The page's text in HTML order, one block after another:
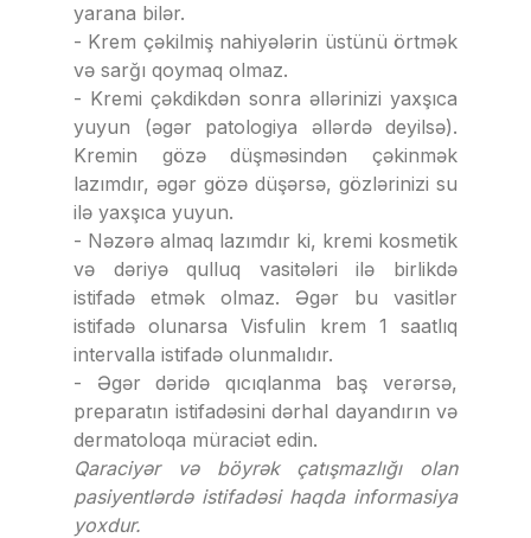
yarana bilər.
- Krem çəkilmiş nahiyələrin üstünü örtmək
və sarğı qoymaq olmaz.
- Kremi çəkdikdən sonra əllərinizi yaxşıca
yuyun (əgər patologiya əllərdə deyilsə).
Kremin gözə düşməsindən çəkinmək
lazımdır, əgər gözə düşərsə, gözlərinizi su
ilə yaxşıca yuyun.
- Nəzərə almaq lazımdır ki, kremi kosmetik
və dəriyə qulluq vasitələri ilə birlikdə
istifadə etmək olmaz. Əgər bu vasitlər
istifadə olunarsa Visfulin krem 1 saatlıq
intervalla istifadə olunmalıdır.
- Əgər dəridə qıcıqlanma baş verərsə,
preparatın istifadəsini dərhal dayandırın və
dermatoloqa müraciət edin.
Qaraciyər və böyrək çatışmazlığı olan
pasiyentlərdə istifadəsi haqda informasiya
yoxdur.